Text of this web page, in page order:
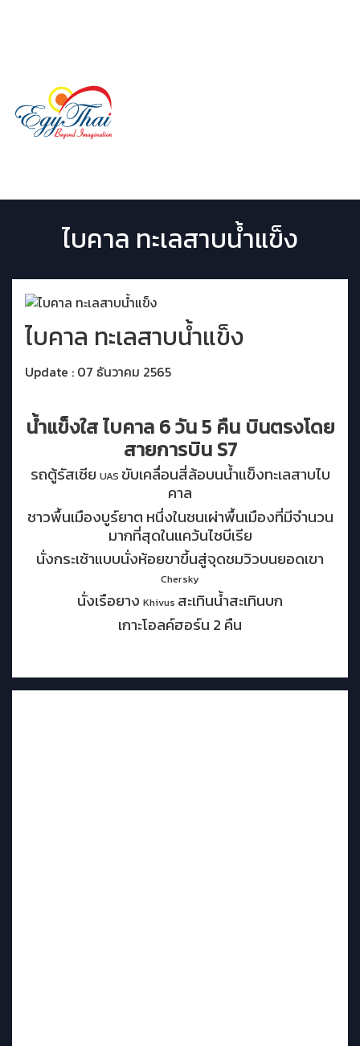
ไบคาล ทะเลสาบน้ำแข็ง
ไบคาล ทะเลสาบน้ำแข็ง
Update : 07 ธันวาคม 2565
น้ำแข็งใส ไบคาล 6 วัน 5 คืน บินตรงโดย
สายการบิน S7
รถตู้รัสเซีย UAS ขับเคลื่อนสี่ล้อบนน้ำแข็งทะเลสาบไบ
คาล
ชาวพื้นเมืองบูร์ยาต หนึ่งในชนเผ่าพื้นเมืองที่มีจำนวน
มากที่สุดในแคว้นไซบีเรีย
นั่งกระเช้าแบบนั่งห้อยขาขึ้นสู่จุดชมวิวบนยอดเขา
Chersky
นั่งเรือยาง Khivus สะเทินน้ำสะเทินบก
เกาะโอลค์ฮอร์น 2 คืน